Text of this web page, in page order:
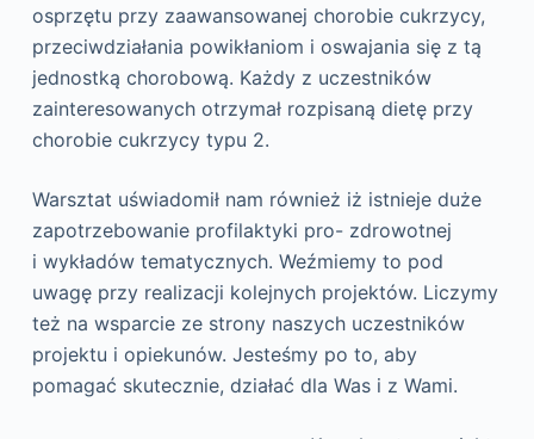
osprzętu przy zaawansowanej chorobie cukrzycy,
przeciwdziałania powikłaniom i oswajania się z tą
jednostką chorobową. Każdy z uczestników
zainteresowanych otrzymał rozpisaną dietę przy
chorobie cukrzycy typu 2.
Warsztat uświadomił nam również iż istnieje duże
zapotrzebowanie profilaktyki pro- zdrowotnej
i wykładów tematycznych. Weźmiemy to pod
uwagę przy realizacji kolejnych projektów. Liczymy
też na wsparcie ze strony naszych uczestników
projektu i opiekunów. Jesteśmy po to, aby
pomagać skutecznie, działać dla Was i z Wami.